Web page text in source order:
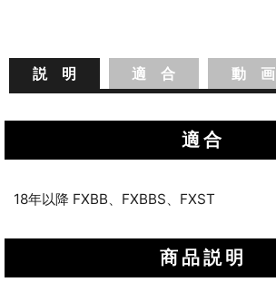
説 明 適 合 動 画
適合
18年以降 FXBB、FXBBS、FXST
商品説明